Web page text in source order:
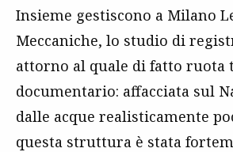
Insieme gestiscono a Milano
Meccaniche, lo studio di
attorno al quale di fatto ruota
documentario: affacciata sul
dalle acque realisticamente
questa struttura è stata